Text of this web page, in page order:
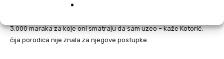
– Ako oni smatraju da sam ih doveo u zabludu i da sam to uradio –
3.000 maraka za koje oni smatraju da sam uzeo – kaže Kotorić,
čija porodica nije znala za njegove postupke.